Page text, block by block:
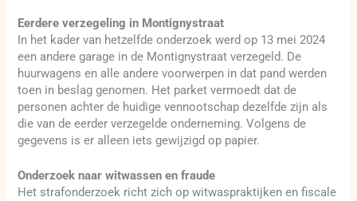
Eerdere verzegeling in Montignystraat
In het kader van hetzelfde onderzoek werd op 13 mei 2024
een andere garage in de Montignystraat verzegeld. De
huurwagens en alle andere voorwerpen in dat pand werden
toen in beslag genomen. Het parket vermoedt dat de
personen achter de huidige vennootschap dezelfde zijn als
die van de eerder verzegelde onderneming. Volgens de
gegevens is er alleen iets gewijzigd op papier.
Onderzoek naar witwassen en fraude
Het strafonderzoek richt zich op witwaspraktijken en fiscale